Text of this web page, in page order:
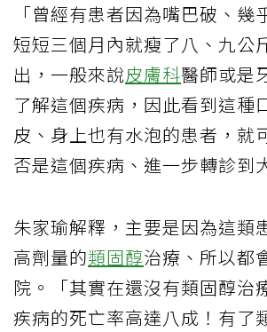
「曾經有患者因為嘴巴破、幾
短短三個月內就瘦了八、九公
出，一般來說皮膚科醫師或是
了解這個疾病，因此看到這種
皮、身上也有水泡的患者，就
否是這個疾病、進一步轉診到
朱家瑜解釋，主要是因為這類
高劑量的類固醇治療、所以都
院。「其實在還沒有類固醇治
疾病的死亡率高達八成！有了